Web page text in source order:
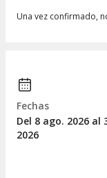
Una vez confirmado,
Fechas
Del 8 ago. 2026 al
2026